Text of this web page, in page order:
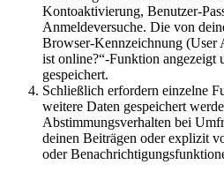
Kontoaktivierung, Benutzer-
Anmeldeversuche. Die von
Browser-Kennzeichnung (User
ist online?“-Funktion angezeigt
gespeichert.
Schließlich erfordern einzelne
weitere Daten gespeichert
Abstimmungsverhalten bei
deinen Beiträgen oder explizit
oder